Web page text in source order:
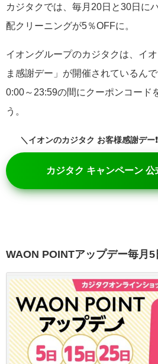
カジタクでは、毎月20日と30日に
配クリーニングが5％OFFに。
イオングループのカジタクは、イ
ま感謝デー」が開催されているん
0:00～23:59の間にクーポンコード
う。
＼イオンのカジタク お客様感謝デー❗
カジタク キャンペーン
WAON POINTアップデー毎月5